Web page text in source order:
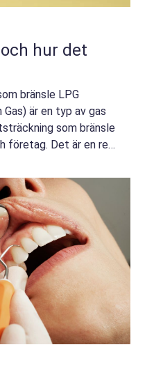
hur det
bränsle LPG
är en typ av gas
som bränsle
företag. Det är en ren